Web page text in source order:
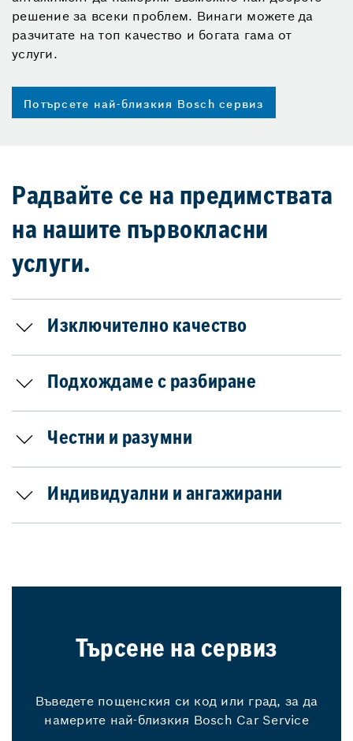
решение за всеки проблем. Винаги можете да
разчитате на топ качество и богата гама от
услуги.
Потърсете най-близкия Bosch сервиз
Радвайте се на предимствата
на нашите първокласни
услуги.
Изключително качество
Подхождаме с разбиране
Честни и разумни
Индивидуални и ангажирани
Търсене на сервиз
Въведете пощенския си код или град, за да
намерите най-близкия Bosch Car Service